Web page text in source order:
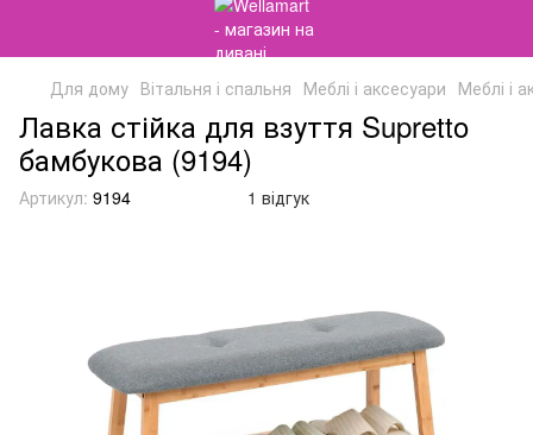
Для дому Вітальня і спальня Меблі і аксесуари Меблі і
Лавка стійка для взуття Supretto
бамбукова (9194)
Артикул: 9194 1 відгук